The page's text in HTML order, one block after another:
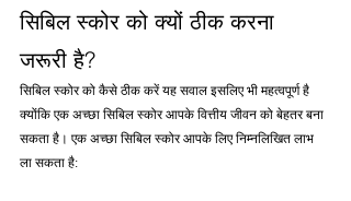
सिबिल स्कोर को क्यों ठीक करना
जरूरी है?
सिबिल स्कोर को कैसे ठीक करें यह सवाल इसलिए भी महत्वपूर्ण है
क्योंकि एक अच्छा सिबिल स्कोर आपके वित्तीय जीवन को बेहतर बना
सकता है। एक अच्छा सिबिल स्कोर आपके लिए निम्नलिखित लाभ
ला सकता है: